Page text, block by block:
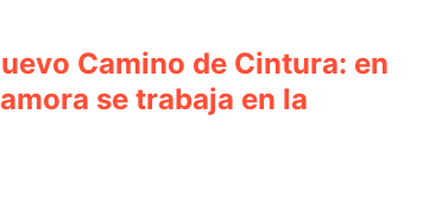
Camino de Cintura: en
se trabaja en la